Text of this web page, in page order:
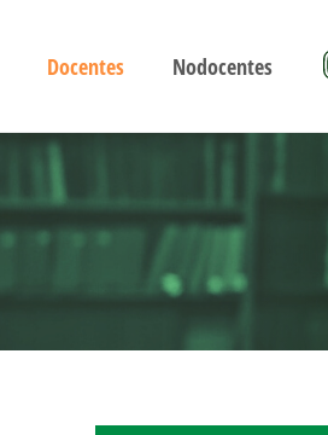
Docentes Nodocentes